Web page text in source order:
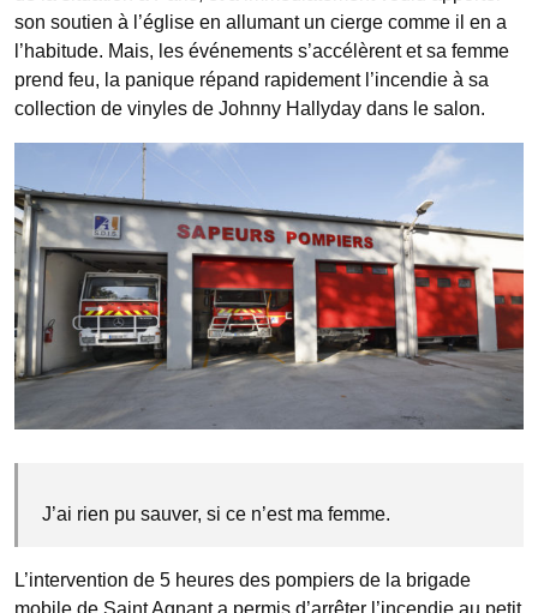
son soutien à l’église en allumant un cierge comme il en a
l’habitude. Mais, les événements s’accélèrent et sa femme
prend feu, la panique répand rapidement l’incendie à sa
collection de vinyles de Johnny Hallyday dans le salon.
J’ai rien pu sauver, si ce n’est ma femme.
L’intervention de 5 heures des pompiers de la brigade
mobile de Saint Agnant a permis d’arrêter l’incendie au petit